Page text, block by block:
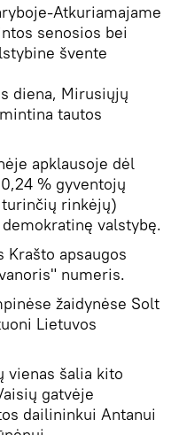
Atkuriamajame
senosios bei
švente
diena, Mirusiųjų
tautos
apklausoje dėl
% gyventojų
rinkėjų)
valstybę.
Krašto apsaugos
numeris.
žaidynėse Solt
Lietuvos
vienas šalia kito
gatvėje
dailininkui Antanui